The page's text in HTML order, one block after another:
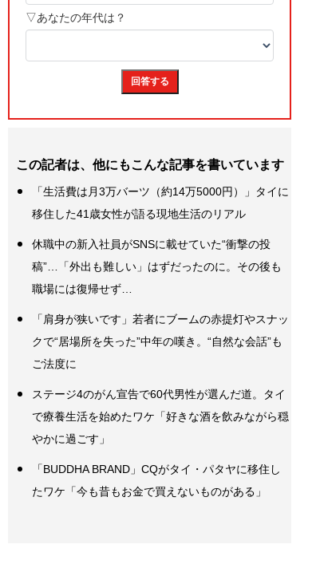
この記者は、他にもこんな記事を書いています
「生活費は月3万バーツ（約14万5000円）」タイに
移住した41歳女性が語る現地生活のリアル
休職中の新入社員がSNSに載せていた“衝撃の投
稿”…「外出も難しい」はずだったのに。その後も
職場には復帰せず…
「肩身が狭いです」若者にブームの赤提灯やスナッ
クで“居場所を失った”中年の嘆き。“自然な会話”も
ご法度に
ステージ4のがん宣告で60代男性が選んだ道。タイ
で療養生活を始めたワケ「好きな酒を飲みながら穏
やかに過ごす」
「BUDDHA BRAND」CQがタイ・パタヤに移住し
たワケ「今も昔もお金で買えないものがある」